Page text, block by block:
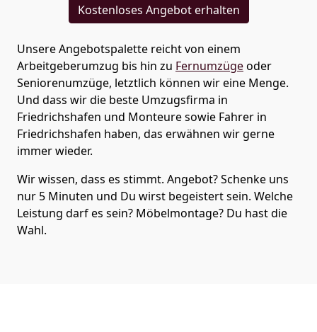
Kostenloses Angebot erhalten
Unsere Angebotspalette reicht von einem
Arbeitgeberumzug bis hin zu Fernumzügeoder
Seniorenumzüge, letztlich können wir eine Menge.
Und dass wir die beste Umzugsfirma in
Friedrichshafen und Monteure sowie Fahrer in
Friedrichshafen haben, das erwähnen wir gerne
immer wieder.
Wir wissen, dass es stimmt. Angebot? Schenke uns
nur 5 Minuten und Du wirst begeistert sein. Welche
Leistung darf es sein? Möbelmontage? Du hast die
Wahl.